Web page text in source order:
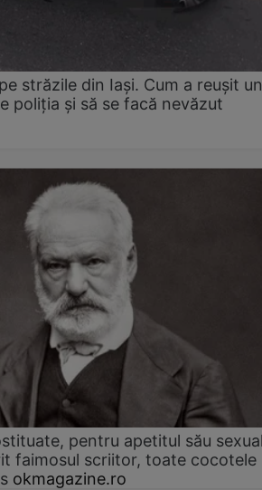
străzile din Iași. Cum a reușit un
poliția și să se facă nevăzut
pentru apetitul său
faimosul scriitor, toate cocotele
okmagazine.ro